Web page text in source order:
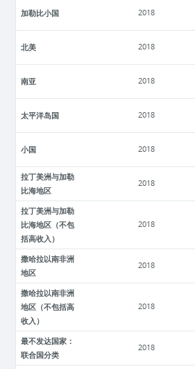
加勒比小国 2018
北美 2018
南亚 2018
太平洋岛国 2018
小国 2018
拉丁美洲与加勒
比海地区
2018
拉丁美洲与加勒
比海地区（不包
括高收入）
2018
撒哈拉以南非洲
地区
2018
撒哈拉以南非洲
地区（不包括高
收入）
2018
最不发达国家：
联合国分类
2018